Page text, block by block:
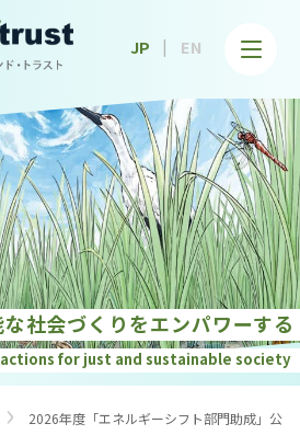
・ビヨンド・トラスト
JP EN
社会づくりをエンパワーする
for just and sustainable society
›
2026年度「エネルギーシフト部門助成」公